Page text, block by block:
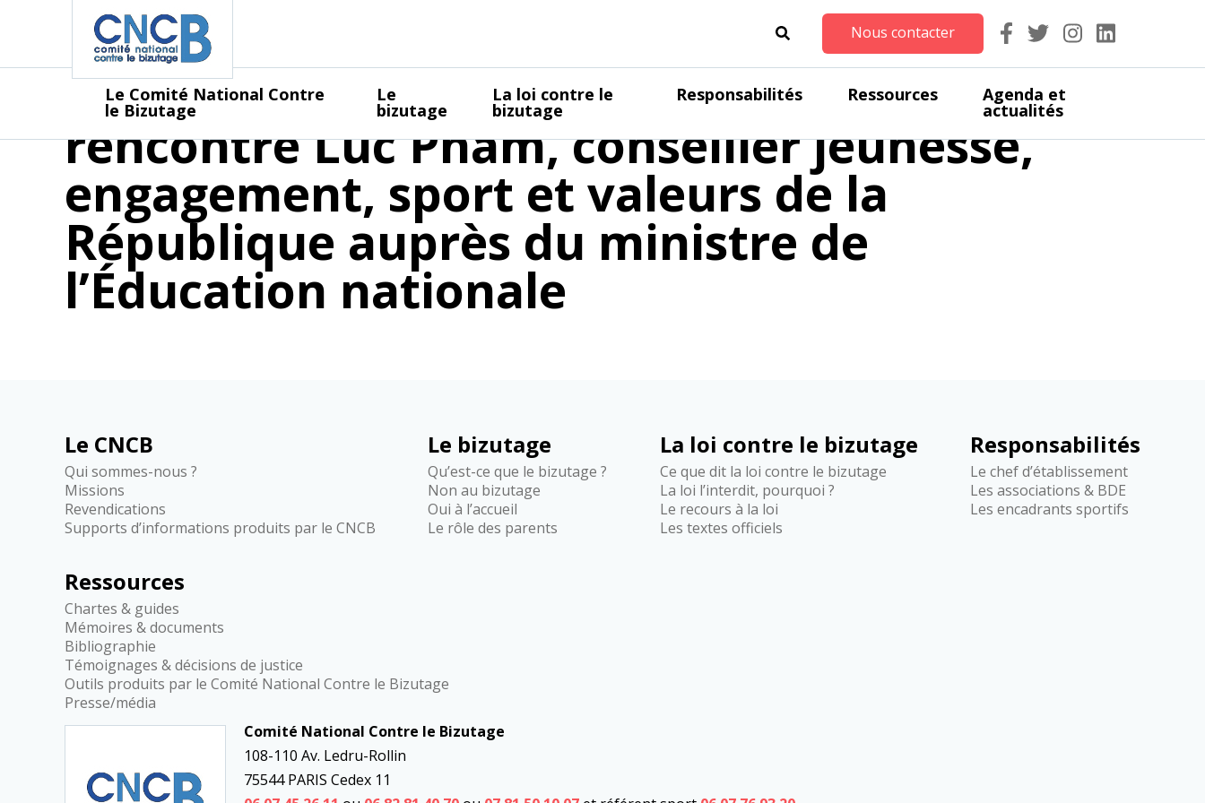
Nous contacter
Le Comité National Contre
le Bizutage
Le
bizutage
La loi contre le
bizutage
Responsabilités Ressources Agenda et
actualités
Le Comité National Contre le Bizutage
rencontre Luc Pham, conseiller jeunesse,
engagement, sport et valeurs de la
République auprès du ministre de
l’Éducation nationale
Le CNCB
Qui sommes-nous ?
Missions
Revendications
Supports d’informations produits par le CNCB
Le bizutage
Qu’est-ce que le bizutage ?
Non au bizutage
Oui à l’accueil
Le rôle des parents
La loi contre le bizutage
Ce que dit la loi contre le bizutage
La loi l’interdit, pourquoi ?
Le recours à la loi
Les textes officiels
Responsabilités
Le chef d’établissement
Les associations & BDE
Les encadrants sportifs
Ressources
Chartes & guides
Mémoires & documents
Bibliographie
Témoignages & décisions de justice
Outils produits par le Comité National Contre le Bizutage
Presse/média
Contact
Comité National Contre le Bizutage
108-110 Av. Ledru-Rollin
75544 PARIS Cedex 11